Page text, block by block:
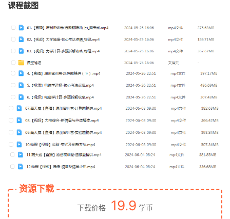
课程截图
资源下载
下载价格 19.9 学币